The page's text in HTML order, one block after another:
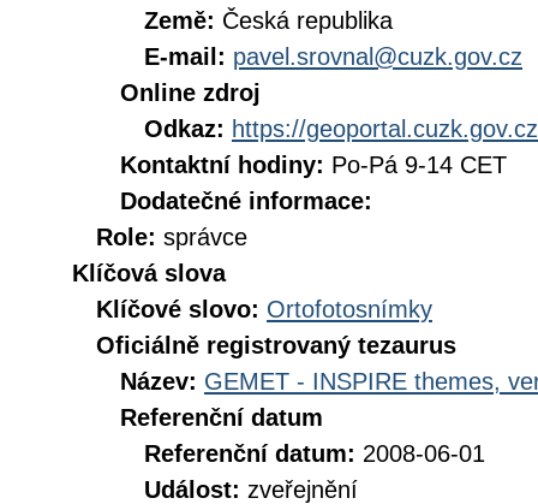
Země: Česká republika
E-mail: pavel.srovnal@cuzk.gov.cz
Online zdroj
Odkaz: https://geoportal.cuzk.gov.cz
Kontaktní hodiny: Po-Pá 9-14 CET
Dodatečné informace:
Role: správce
Klíčová slova
Klíčové slovo: Ortofotosnímky
Oficiálně registrovaný tezaurus
Název: GEMET - INSPIRE themes,
Referenční datum
Referenční datum: 2008-06-01
Událost: zveřejnění